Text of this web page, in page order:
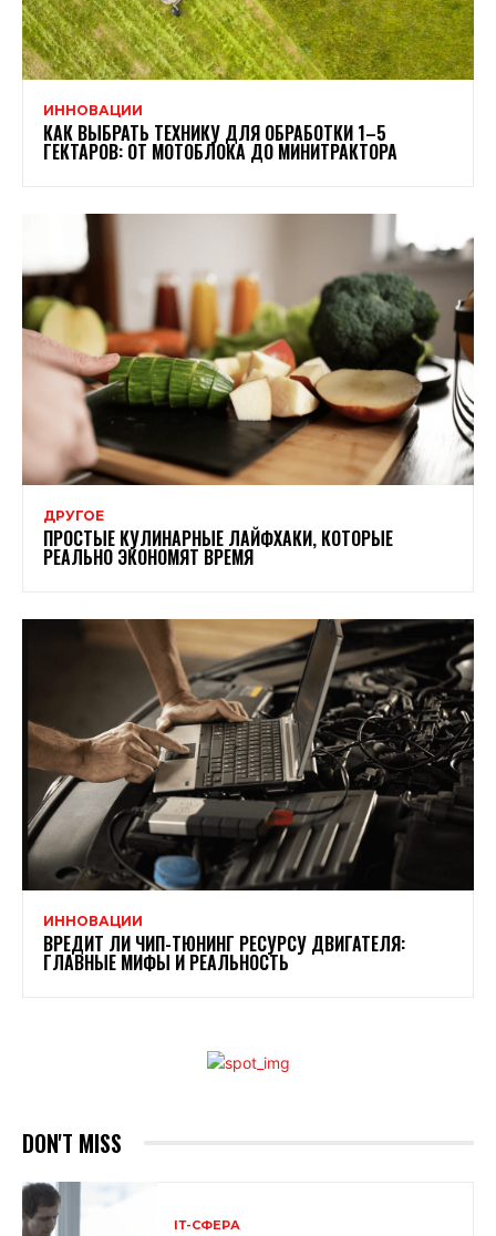
ИННОВАЦИИ
КАК ВЫБРАТЬ ТЕХНИКУ ДЛЯ ОБРАБОТКИ 1–5
ГЕКТАРОВ: ОТ МОТОБЛОКА ДО МИНИТРАКТОРА
ДРУГОЕ
ПРОСТЫЕ КУЛИНАРНЫЕ ЛАЙФХАКИ, КОТОРЫЕ
РЕАЛЬНО ЭКОНОМЯТ ВРЕМЯ
ИННОВАЦИИ
ВРЕДИТ ЛИ ЧИП-ТЮНИНГ РЕСУРСУ ДВИГАТЕЛЯ:
ГЛАВНЫЕ МИФЫ И РЕАЛЬНОСТЬ
DON'T MISS
ІТ-СФЕРА